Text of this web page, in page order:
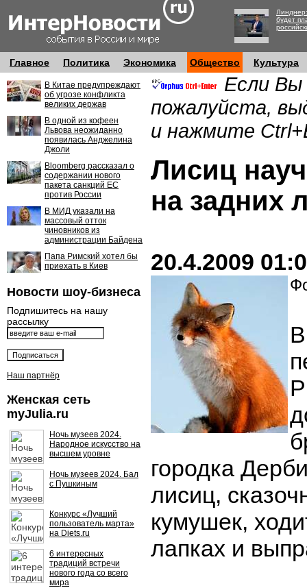
будет
Главное Политика Экономика Общество Культура
В Китае предупреждают
об угрозе конфликта
великих держав
В одной из кофеен
Львова неожиданно
появилась Анджелина
Джоли
Bloomberg рассказал о
содержании нового
пакета санкций ЕС
против России
В МИД указали на
массовый отток
чиновников из
администрации Байдена
Папа Римский хотел бы
приехать в Киев
Новости шоу-бизнеса
Подпишитесь на нашу
рассылку
Наш партнёр
Женская сеть
myJulia.ru
Ночь музеев 2024.
Народное искусство на
высшем уровне
Ночь музеев 2024. Бал
с Пушкиным
Конкурс «Лучший
пользователь марта»
на Diets.ru
6 интересных
традиций встречи
нового года со всего
мира
Если Вы
пожалуйста,
и нажмите
Лисиц
на задних
20.4.2009
городка
лисиц,
кумушек,
лапках и